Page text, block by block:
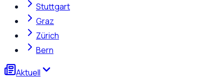
Stuttgart
Graz
Zürich
Bern
Aktuell